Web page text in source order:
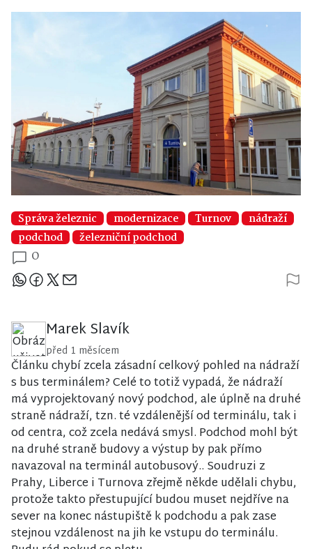
Správa železnic modernizace Turnov
nádraží
podchod
železniční podchod
0
Sdílejte článek
Marek Slavík
před 1 měsícem
Článku chybí zcela zásadní celkový pohled na nádraží
s bus terminálem? Celé to totiž vypadá, že nádraží
má vyprojektovaný nový podchod, ale úplně na druhé
straně nádraží, tzn. té vzdálenější od terminálu, tak i
od centra, což zcela nedává smysl. Podchod mohl být
na druhé straně budovy a výstup by pak přímo
navazoval na terminál autobusový.. Soudruzi z
Prahy, Liberce i Turnova zřejmě někde udělali chybu,
protože takto přestupující budou muset nejdříve na
sever na konec nástupiště k podchodu a pak zase
stejnou vzdálenost na jih ke vstupu do terminálu.